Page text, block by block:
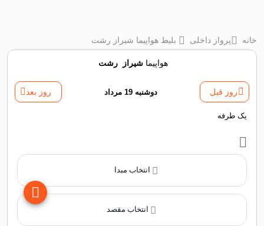
خانه پرواز داخلی بلیط هواپیما شیراز رشت
هواپیما شیراز رشت
روز قبل دوشنبه 19 مرداد روز بعد
یک طرفه
انتخاب مبدا
انتخاب مقصد